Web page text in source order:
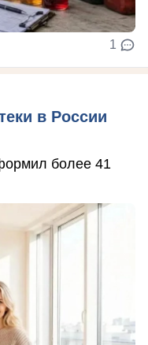
1
в России
более 41